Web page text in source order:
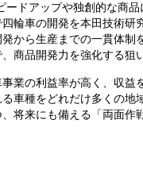
ドアップや独創的な商
輪車の開発を本田技術研
から生産までの一貫体制
商品開発力を強化する狙
業の利益率が高く、収
車種をどれだけ多くの
将来にも備える「両面